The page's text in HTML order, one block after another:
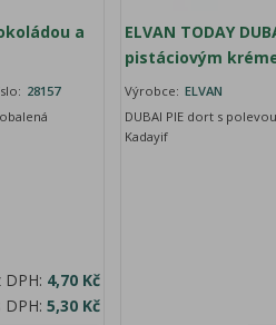
a
28157
DPH: 4,70 Kč
DPH:5,30 Kč
ELVAN TODAY
pistáciovým
Výrobce: ELVAN
DUBAI PIE dort s
Kadayif